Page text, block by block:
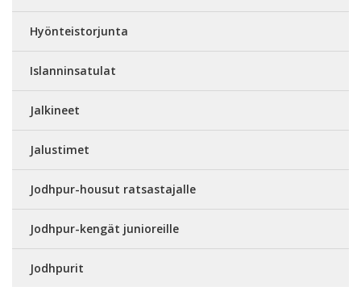
Hyönteistorjunta
Islanninsatulat
Jalkineet
Jalustimet
Jodhpur-housut ratsastajalle
Jodhpur-kengät junioreille
Jodhpurit